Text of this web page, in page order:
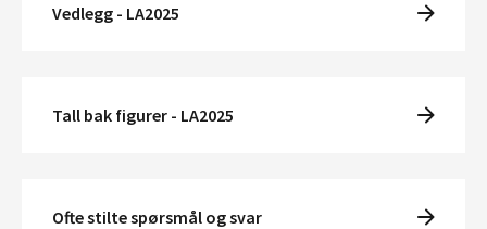
Vedlegg - LA2025
Tall bak figurer - LA2025
Ofte stilte spørsmål og svar